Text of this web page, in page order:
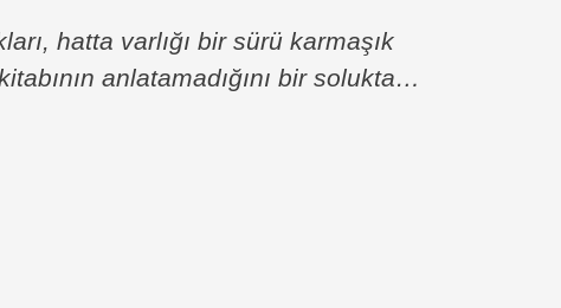
hatta varlığı bir sürü karmaşık
anlatamadığını bir solukta